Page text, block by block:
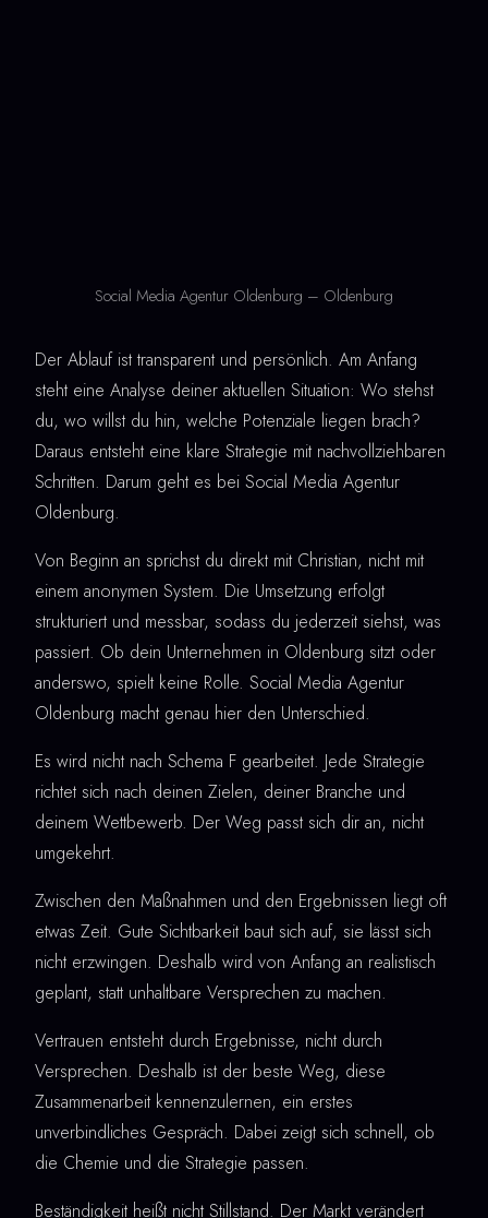
Social Media Agentur Oldenburg – Oldenburg
Der Ablauf ist transparent und persönlich. Am Anfang
steht eine Analyse deiner aktuellen Situation: Wo stehst
du, wo willst du hin, welche Potenziale liegen brach?
Daraus entsteht eine klare Strategie mit nachvollziehbaren
Schritten. Darum geht es bei Social Media Agentur
Oldenburg.
Von Beginn an sprichst du direkt mit Christian, nicht mit
einem anonymen System. Die Umsetzung erfolgt
strukturiert und messbar, sodass du jederzeit siehst, was
passiert. Ob dein Unternehmen in Oldenburg sitzt oder
anderswo, spielt keine Rolle. Social Media Agentur
Oldenburg macht genau hier den Unterschied.
Es wird nicht nach Schema F gearbeitet. Jede Strategie
richtet sich nach deinen Zielen, deiner Branche und
deinem Wettbewerb. Der Weg passt sich dir an, nicht
umgekehrt.
Zwischen den Maßnahmen und den Ergebnissen liegt oft
etwas Zeit. Gute Sichtbarkeit baut sich auf, sie lässt sich
nicht erzwingen. Deshalb wird von Anfang an realistisch
geplant, statt unhaltbare Versprechen zu machen.
Vertrauen entsteht durch Ergebnisse, nicht durch
Versprechen. Deshalb ist der beste Weg, diese
Zusammenarbeit kennenzulernen, ein erstes
unverbindliches Gespräch. Dabei zeigt sich schnell, ob
die Chemie und die Strategie passen.
Beständigkeit heißt nicht Stillstand. Der Markt verändert